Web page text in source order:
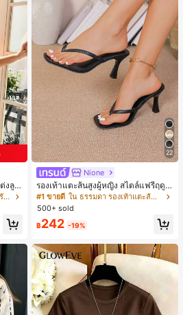
งลูก
น
ใน ฤดูร้อน ชุดเลานจ์สำหรับผู้หญิง
22
Nione
รองเท้าแตะส้นสูงผู้หญิง สไตล์แฟรี่ฤดูร้
อน ส้นบาง แบบคีบ แต่งสายคาดผม รอ
งเท้าแตะชายหาดสำหรับเที่ยวพักผ่อน
แฟชั่นสายไขว้ สำหรับเดทไนท์
#1 ขายดี
ใน ธรรมดา รองเท้าแตะส้นสูงผู้หญิง
500+ sold
฿242 -19%